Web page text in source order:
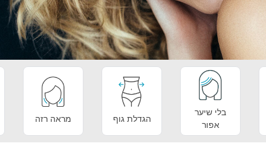
בלי שיער
אפור
הגדלת גוף מראה רזה